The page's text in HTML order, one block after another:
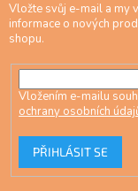
Vložte svůj e-mail a my
informace o nových
shopu.
Vložením e-mailu
ochrany osobních
PŘIHLÁSIT SE